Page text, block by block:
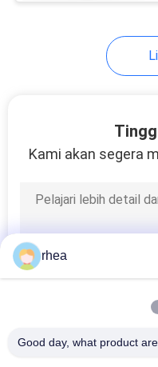
Kami akan segera
rhea
Good day, what product